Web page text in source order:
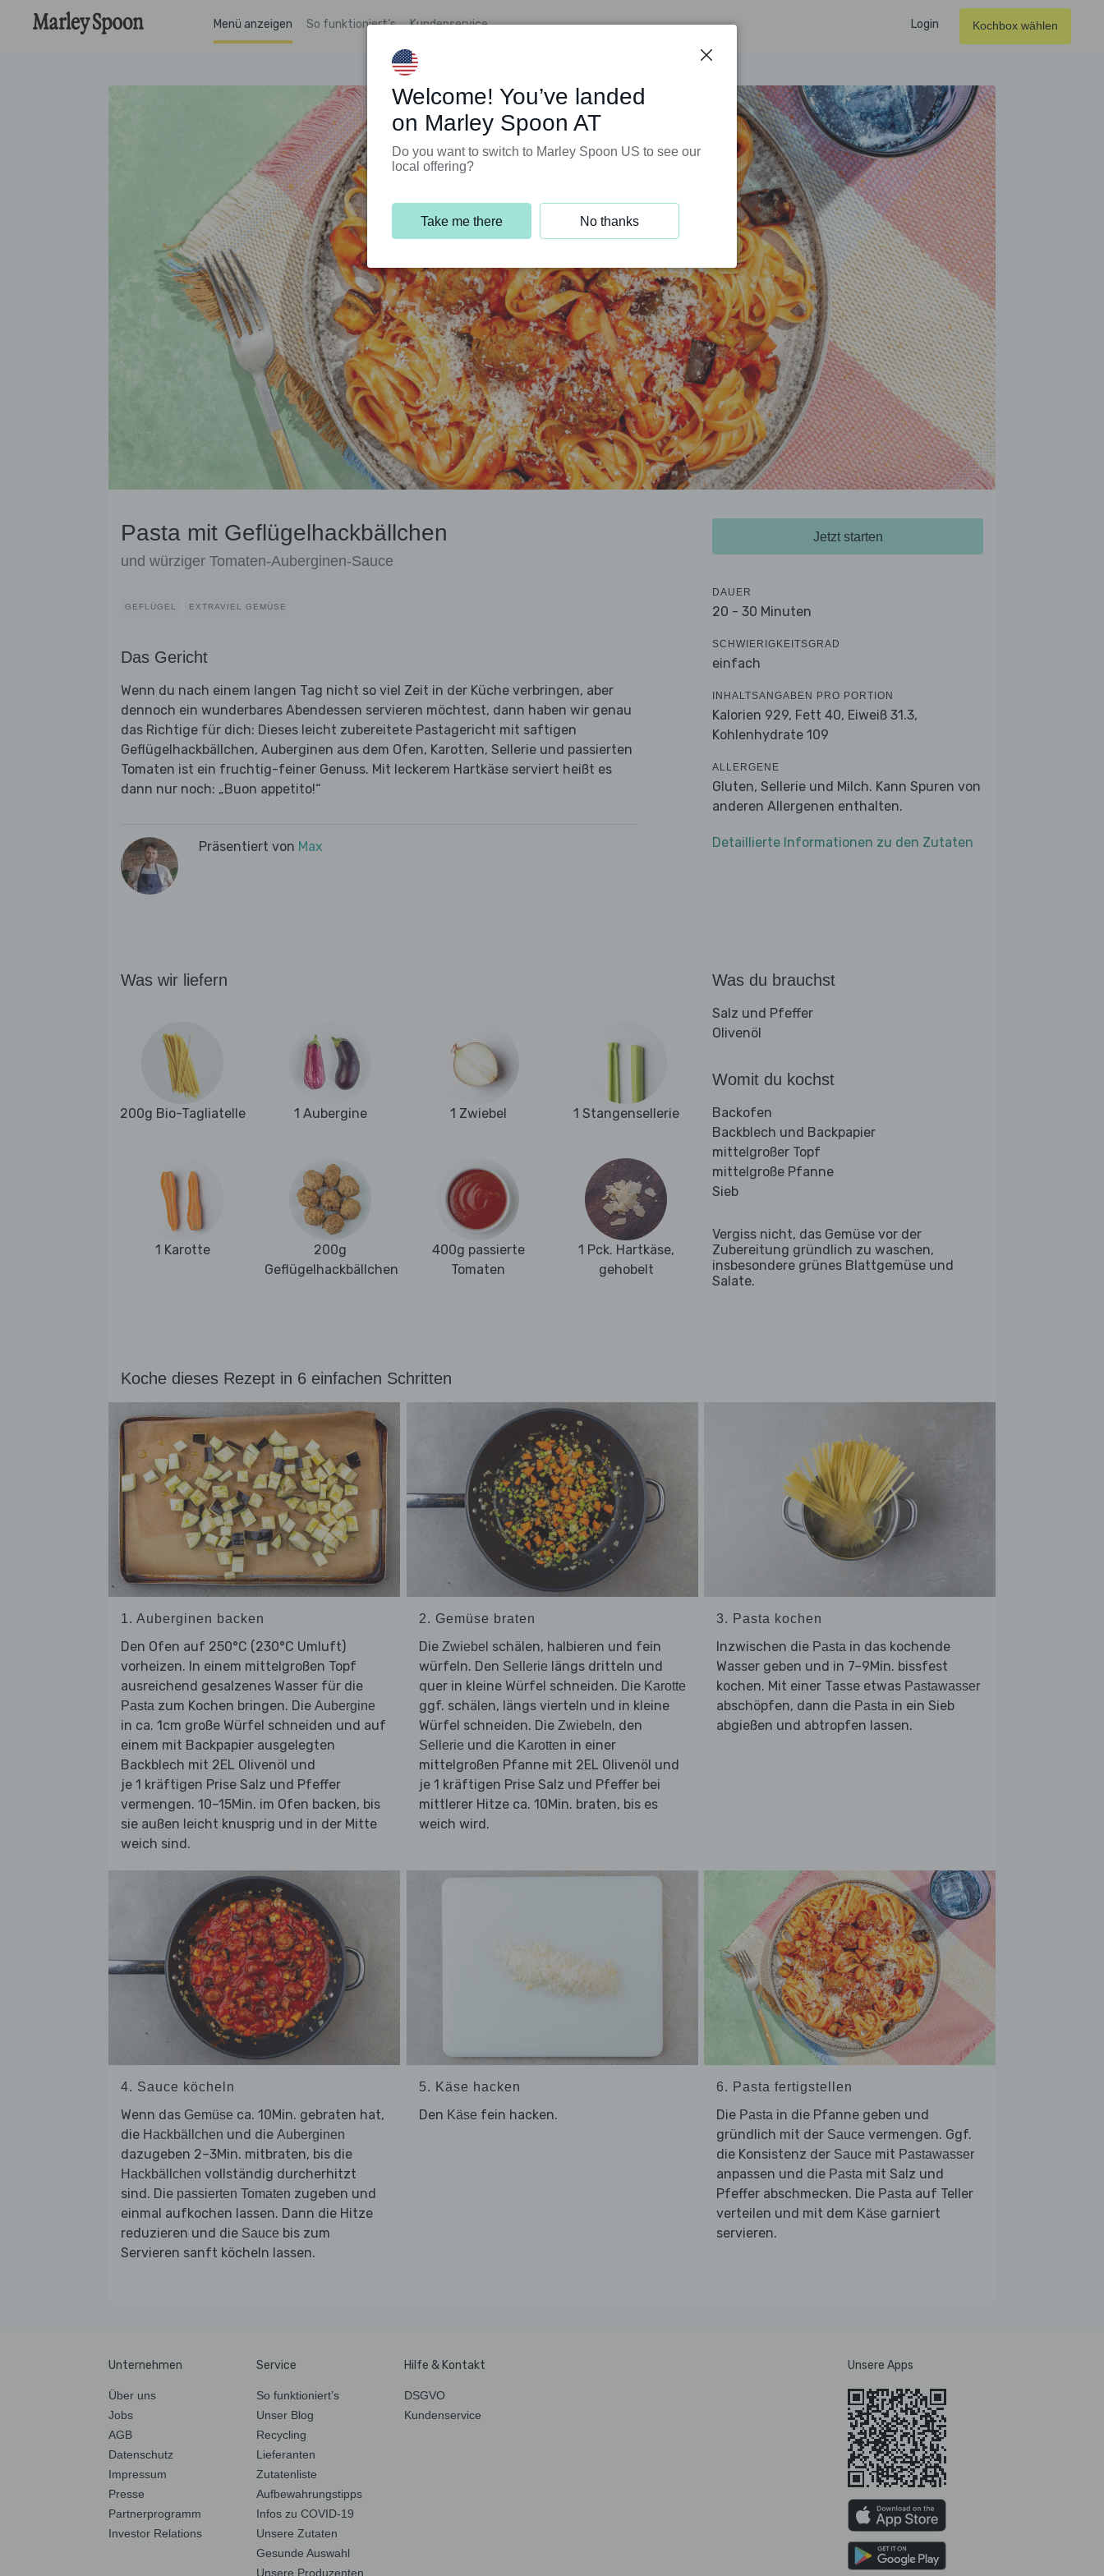
Menü anzeigen So funktioniert’s Kundenservice Login Kochbox wählen
Pasta mit Geflügelhackbällchen
und würziger Tomaten-Auberginen-Sauce
GEFLÜGEL EXTRAVIEL GEMÜSE
Das Gericht
Wenn du nach einem langen Tag nicht so viel Zeit in der Küche verbringen, aber
dennoch ein wunderbares Abendessen servieren möchtest, dann haben wir genau
das Richtige für dich: Dieses leicht zubereitete Pastagericht mit saftigen
Geflügelhackbällchen, Auberginen aus dem Ofen, Karotten, Sellerie und passierten
Tomaten ist ein fruchtig-feiner Genuss. Mit leckerem Hartkäse serviert heißt es
dann nur noch: „Buon appetito!“
Präsentiert von Max
Jetzt starten
DAUER
20 - 30 Minuten
SCHWIERIGKEITSGRAD
einfach
INHALTSANGABEN PRO PORTION
Kalorien 929, Fett 40, Eiweiß 31.3,
Kohlenhydrate 109
ALLERGENE
Gluten, Sellerie und Milch. Kann Spuren von
anderen Allergenen enthalten.
Detaillierte Informationen zu den Zutaten
Was wir liefern
200g Bio-Tagliatelle 1 Aubergine 1 Zwiebel 1 Stangensellerie
1 Karotte
200g
Geflügelhackbällchen
400g passierte
Tomaten
1 Pck. Hartkäse,
gehobelt
Was du brauchst
Salz und Pfeffer
Olivenöl
Womit du kochst
Backofen
Backblech und Backpapier
mittelgroßer Topf
mittelgroße Pfanne
Sieb
Vergiss nicht, das Gemüse vor der
Zubereitung gründlich zu waschen,
insbesondere grünes Blattgemüse und
Salate.
Koche dieses Rezept in 6 einfachen Schritten
1. Auberginen backen
Den Ofen auf 250°C (230°C Umluft)
vorheizen. In einem mittelgroßen Topf
ausreichend gesalzenes Wasser für die
Pasta zum Kochen bringen. Die Aubergine
in ca. 1cm große Würfel schneiden und auf
einem mit Backpapier ausgelegten
Backblech mit 2EL Olivenöl und
je 1 kräftigen Prise Salz und Pfeffer
vermengen. 10–15Min. im Ofen backen, bis
sie außen leicht knusprig und in der Mitte
weich sind.
2. Gemüse braten
Die Zwiebel schälen, halbieren und fein
würfeln. Den Sellerie längs dritteln und
quer in kleine Würfel schneiden. Die Karotte
ggf. schälen, längs vierteln und in kleine
Würfel schneiden. Die Zwiebeln, den
Sellerie und die Karotten in einer
mittelgroßen Pfanne mit 2EL Olivenöl und
je 1 kräftigen Prise Salz und Pfeffer bei
mittlerer Hitze ca. 10Min. braten, bis es
weich wird.
3. Pasta kochen
Inzwischen die Pasta in das kochende
Wasser geben und in 7–9Min. bissfest
kochen. Mit einer Tasse etwas Pastawasser
abschöpfen, dann die Pasta in ein Sieb
abgießen und abtropfen lassen.
4. Sauce köcheln
Wenn das Gemüse ca. 10Min. gebraten hat,
die Hackbällchen und die Auberginen
dazugeben 2–3Min. mitbraten, bis die
Hackbällchen vollständig durcherhitzt
sind. Die passierten Tomaten zugeben und
einmal aufkochen lassen. Dann die Hitze
reduzieren und die Sauce bis zum
Servieren sanft köcheln lassen.
5. Käse hacken
Den Käse fein hacken.
6. Pasta fertigstellen
Die Pasta in die Pfanne geben und
gründlich mit der Sauce vermengen. Ggf.
die Konsistenz der Sauce mit Pastawasser
anpassen und die Pasta mit Salz und
Pfeffer abschmecken. Die Pasta auf Teller
verteilen und mit dem Käse garniert
servieren.
Unternehmen
Über uns
Jobs
AGB
Datenschutz
Impressum
Presse
Partnerprogramm
Investor Relations
Service
So funktioniert’s
Unser Blog
Recycling
Lieferanten
Zutatenliste
Aufbewahrungstipps
Infos zu COVID-19
Unsere Zutaten
Gesunde Auswahl
Unsere Produzenten
Hilfe & Kontakt
DSGVO
Kundenservice
Unsere Apps
Welcome! You’ve landed
on Marley Spoon AT
Do you want to switch to Marley Spoon US to see our
local offering?
Take me there No thanks